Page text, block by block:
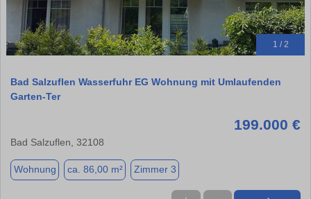
1 / 2
Bad Salzuflen Wasserfuhr EG Wohnung mit Umlaufenden
Garten-Ter
199.000 €
Bad Salzuflen, 32108
Wohnung ca. 86,00 m² Zimmer 3